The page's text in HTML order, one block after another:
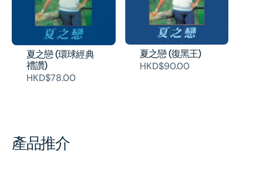
夏之戀 (環球經典
禮讚)
HKD$78.00
夏之戀 (復黑王)
HKD$90.00
產品推介